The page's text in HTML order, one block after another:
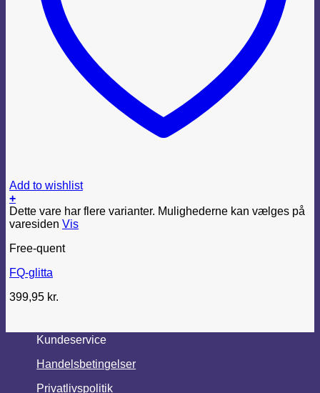
Add to wishlist
+
Dette vare har flere varianter. Mulighederne kan vælges på
varesiden Vis
Free-quent
FQ-glitta
399,95 kr.
Kundeservice
Handelsbetingelser
Privatlivspolitik